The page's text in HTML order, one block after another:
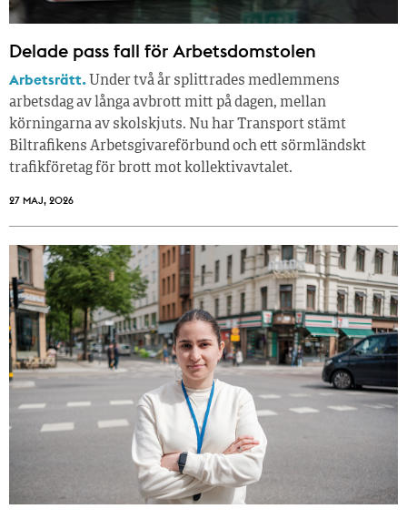
Delade pass fall för Arbetsdomstolen
Arbetsrätt. Under två år splittrades medlemmens
arbetsdag av långa avbrott mitt på dagen, mellan
körningarna av skolskjuts. Nu har Transport stämt
Biltrafikens Arbetsgivareförbund och ett sörmländskt
trafikföretag för brott mot kollektivavtalet.
27 MAJ, 2026